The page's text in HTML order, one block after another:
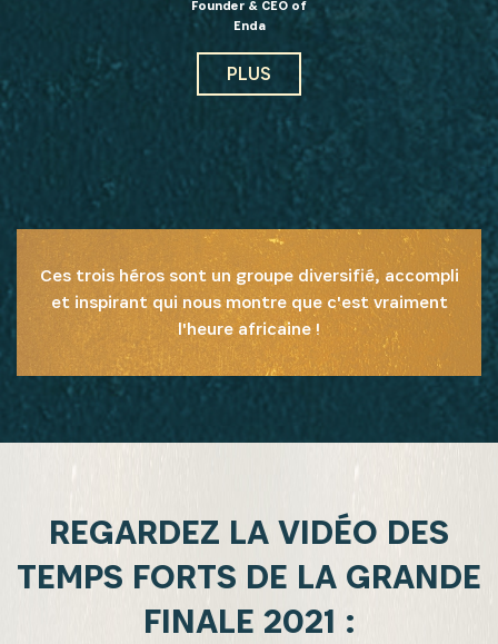
Founder & CEO of
Enda
PLUS
Ces trois héros sont un groupe diversifié, accompli
et inspirant qui nous montre que c'est vraiment
l'heure africaine !
REGARDEZ LA VIDÉO DES
TEMPS FORTS DE LA GRANDE
FINALE 2021 :